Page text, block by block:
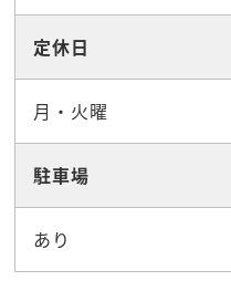
定休日
月・火曜
駐車場
あり